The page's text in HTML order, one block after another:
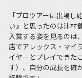
「プロツアーに出場
い』と思ったのは津村
入賞する姿を見るのは
店でアレックス・マイ
イヤーとプレイできた
す）、自分の成長を確